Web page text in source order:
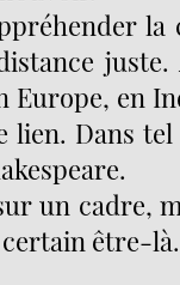
Europe, en
lien. Dans
un cadre,
être-là.